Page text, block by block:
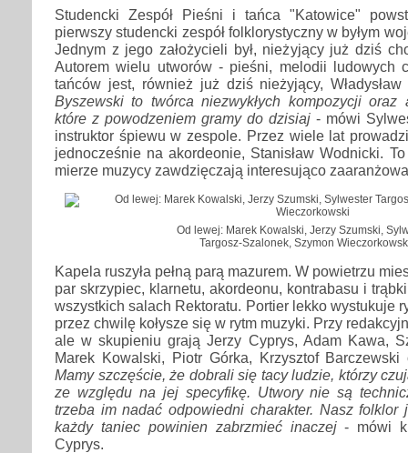
Studencki Zespół Pieśni i tańca "Katowice"
pierwszy studencki zespół folklorystyczny w byłym
Jednym z jego założycieli był, nieżyjący już dziś
Autorem wielu utworów - pieśni, melodii ludowych
tańców jest, również już dziś nieżyjący,
Byszewski to twórca niezwykłych kompozycji oraz
które z powodzeniem gramy do dzisiaj - mówi
instruktor śpiewu w zespole. Przez wiele lat
jednocześnie na akordeonie, Stanisław Wodnicki.
mierze muzycy zawdzięczają interesująco
Od lewej: Marek Kowalski, Jerzy Szumski,
Targosz-Szalonek, Szymon
Kapela ruszyła pełną parą mazurem. W powietrzu
par skrzypiec, klarnetu, akordeonu, kontrabasu i
wszystkich salach Rektoratu. Portier lekko wystukuje
przez chwilę kołysze się w rytm muzyki. Przy
ale w skupieniu grają Jerzy Cyprys, Adam Kawa,
Marek Kowalski, Piotr Górka, Krzysztof
Mamy szczęście, że dobrali się tacy ludzie, którzy
ze względu na jej specyfikę. Utwory nie są
trzeba im nadać odpowiedni charakter. Nasz folklor
każdy taniec powinien zabrzmieć inaczej- mówi
Cyprys.